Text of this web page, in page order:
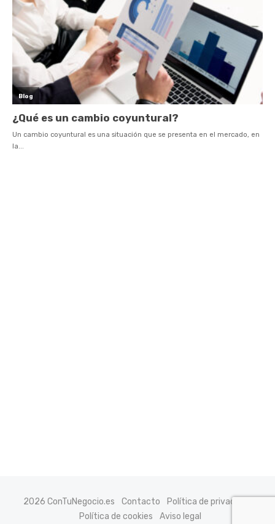
2026 ConTuNegocio.es Contacto
Política de privacidad
Política de cookies
Aviso legal